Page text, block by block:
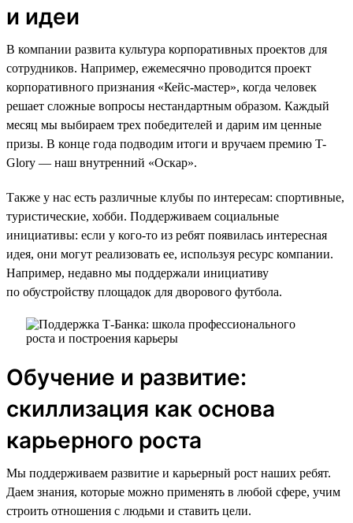
и идеи
В компании развита культура корпоративных проектов для
сотрудников. Например, ежемесячно проводится проект
корпоративного признания «Кейс-мастер», когда человек
решает сложные вопросы нестандартным образом. Каждый
месяц мы выбираем трех победителей и дарим им ценные
призы. В конце года подводим итоги и вручаем премию T-
Glory — наш внутренний «Оскар».
Также у нас есть различные клубы по интересам: спортивные,
туристические, хобби. Поддерживаем социальные
инициативы: если у кого-то из ребят появилась интересная
идея, они могут реализовать ее, используя ресурс компании.
Например, недавно мы поддержали инициативу
по обустройству площадок для дворового футбола.
Обучение и развитие:
скиллизация как основа
карьерного роста
Мы поддерживаем развитие и карьерный рост наших ребят.
Даем знания, которые можно применять в любой сфере, учим
строить отношения с людьми и ставить цели.